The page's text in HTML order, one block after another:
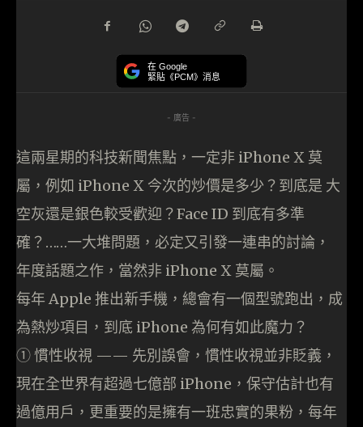
在 Google
緊貼《PCM》消息
- 廣告 -
這兩星期的科技新聞焦點，一定非 iPhone X 莫
屬，例如 iPhone X 今次的炒價是多少？到底是 大
空灰還是銀色較受歡迎？Face ID 到底有多準
確？……一大堆問題，必定又引發一連串的討論，
年度話題之作，當然非 iPhone X 莫屬。
每年 Apple 推出新手機，總會有一個型號跑出，成
為熱炒項目，到底 iPhone 為何有如此魔力？
① 慣性收視 —— 先別誤會，慣性收視並非貶義，
現在全世界有超過七億部 iPhone，保守估計也有
過億用戶，更重要的是擁有一班忠實的果粉，每年